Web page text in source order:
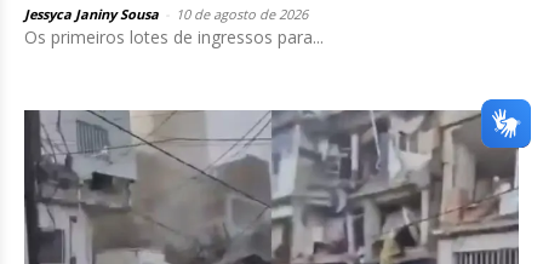
Jessyca Janiny Sousa 10 de agosto de 2026
Os primeiros lotes de ingressos para...